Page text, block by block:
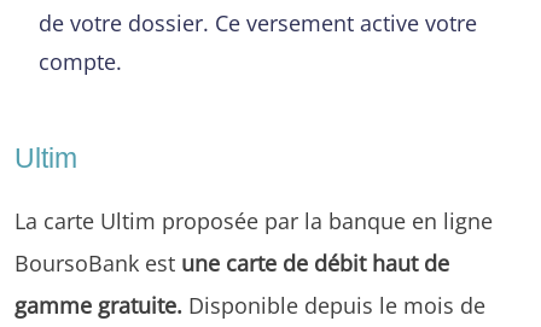
de votre dossier. Ce versement active votre
compte.
Ultim
La carte Ultim proposée par la banque en ligne
BoursoBank est une carte de débit haut de
gamme gratuite. Disponible depuis le mois de